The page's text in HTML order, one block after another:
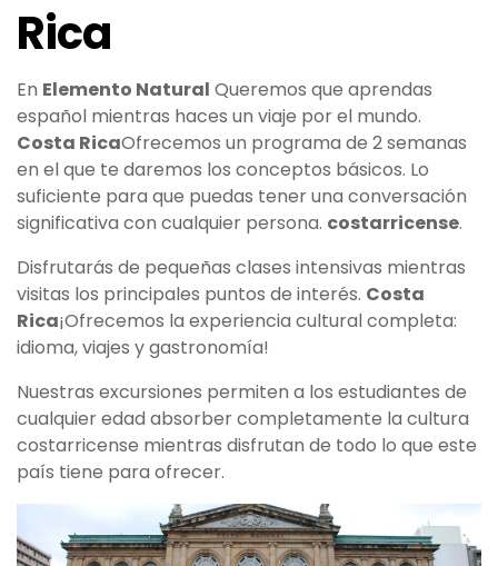
Rica
En Elemento Natural Queremos que aprendas
español mientras haces un viaje por el mundo.
Costa RicaOfrecemos un programa de 2 semanas
en el que te daremos los conceptos básicos. Lo
suficiente para que puedas tener una conversación
significativa con cualquier persona. costarricense.
Disfrutarás de pequeñas clases intensivas mientras
visitas los principales puntos de interés. Costa
Rica¡Ofrecemos la experiencia cultural completa:
idioma, viajes y gastronomía!
Nuestras excursiones permiten a los estudiantes de
cualquier edad absorber completamente la cultura
costarricense mientras disfrutan de todo lo que este
país tiene para ofrecer.